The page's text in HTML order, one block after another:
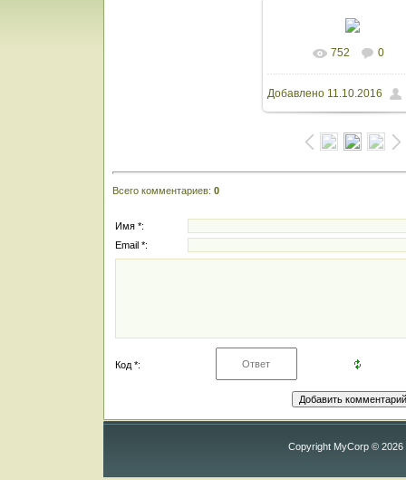
В реальном
1600x1200/
752 0
Добавлено 11.10.2016
Всего комментариев: 0
Имя *:
Email *:
Код *:
Copyright MyCorp © 2026